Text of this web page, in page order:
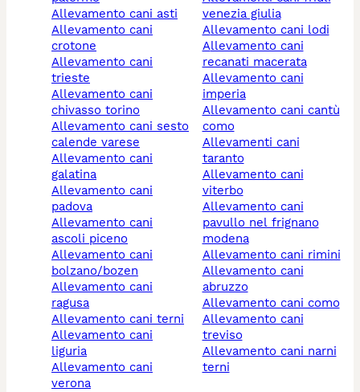
allevamento cani asti
allevamento cani
crotone
allevamento cani
trieste
allevamento cani
chivasso torino
allevamento cani sesto
calende varese
allevamento cani
galatina
allevamento cani
padova
allevamento cani
ascoli piceno
allevamento cani
bolzano/bozen
allevamento cani
ragusa
allevamento cani terni
allevamento cani
liguria
allevamento cani
verona
venezia giulia
allevamento cani lodi
allevamento cani
recanati macerata
allevamento cani
imperia
allevamento cani cantù
como
allevamenti cani
taranto
allevamento cani
viterbo
allevamento cani
pavullo nel frignano
modena
allevamento cani rimini
allevamento cani
abruzzo
allevamento cani como
allevamento cani
treviso
allevamento cani narni
terni